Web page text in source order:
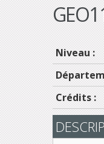
Niveau :
Crédits :